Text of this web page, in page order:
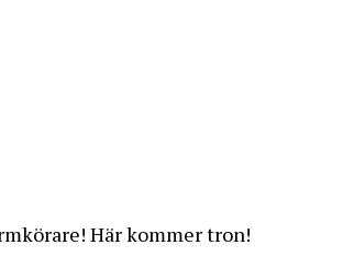
Här kommer tron!